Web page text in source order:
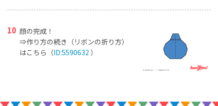
顔の完成！
⇒作り方の続き（リボンの折り方）
はこちら（ID:5590632 ）